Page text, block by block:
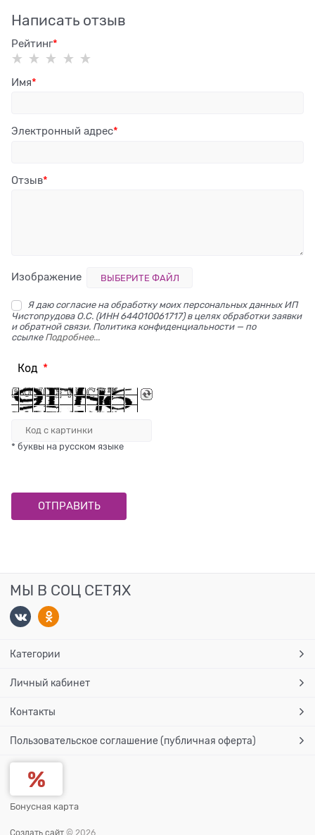
Написать отзыв
Рейтинг
Имя
Электронный адрес
Отзыв
Изображение ВЫБЕРИТЕ ФАЙЛ
Я даю согласие на обработку моих персональных данных ИП
Чистопрудова О.С. (ИНН 644010061717) в целях обработки заявки
и обратной связи. Политика конфиденциальности — по
ссылке Подробнее...
Код
* буквы на русском языке
МЫ В СОЦ СЕТЯХ
Категории
Личный кабинет
Контакты
Пользовательское соглашение (публичная оферта)
Бонусная карта